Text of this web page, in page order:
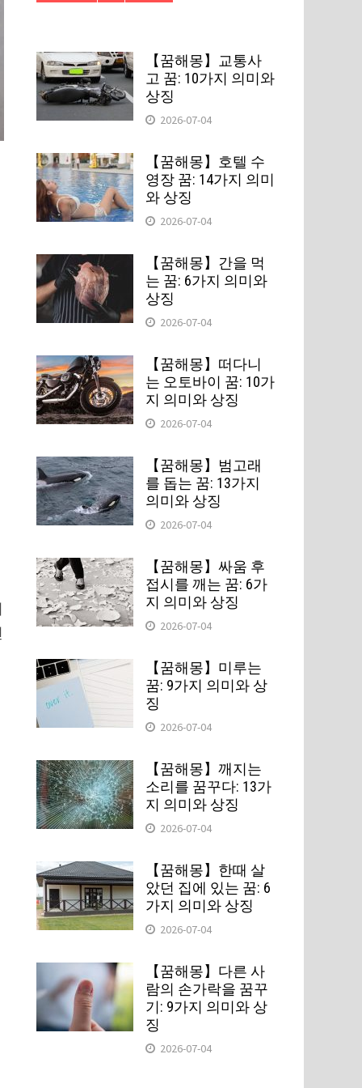
【꿈해몽】교통사
고 꿈: 10가지 의미와
상징
2026-07-04
【꿈해몽】호텔 수
영장 꿈: 14가지 의미
와 상징
2026-07-04
【꿈해몽】간을 먹
는 꿈: 6가지 의미와
상징
2026-07-04
【꿈해몽】떠다니
는 오토바이 꿈: 10가
지 의미와 상징
2026-07-04
【꿈해몽】범고래
를 돕는 꿈: 13가지
의미와 상징
2026-07-04
【꿈해몽】싸움 후
접시를 깨는 꿈: 6가
지 의미와 상징
2026-07-04
【꿈해몽】미루는
꿈: 9가지 의미와 상
징
2026-07-04
【꿈해몽】깨지는
소리를 꿈꾸다: 13가
지 의미와 상징
2026-07-04
【꿈해몽】한때 살
았던 집에 있는 꿈: 6
가지 의미와 상징
2026-07-04
【꿈해몽】다른 사
람의 손가락을 꿈꾸
기: 9가지 의미와 상
징
2026-07-04